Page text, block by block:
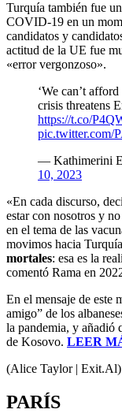
Turquía también fue
COVID-19 en un
candidatos y
actitud de la UE fue
«error vergonzoso».
‘We can’t
crisis threatens
https://t.co/
pic.twitter.com/
— Kathimerini
10, 2023
«En cada discurso,
estar con nosotros y
en el tema de las
movimos hacia
mortales: esa es la
comentó Rama en
En el mensaje de este
amigo” de los
la pandemia, y añadió
de Kosovo. LEER
(Alice Taylor | Exit.Al)
PARÍS